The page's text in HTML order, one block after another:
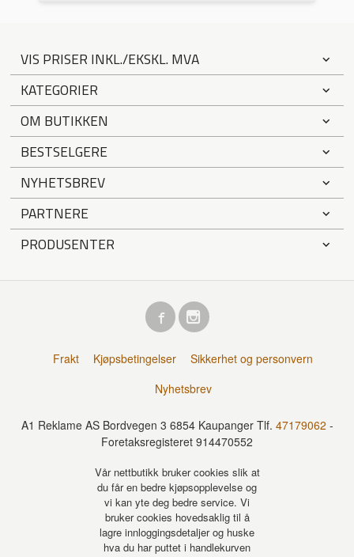
VIS PRISER INKL./EKSKL. MVA
KATEGORIER
OM BUTIKKEN
BESTSELGERE
NYHETSBREV
PARTNERE
PRODUSENTER
Frakt Kjøpsbetingelser
Sikkerhet og personvern
Nyhetsbrev
A1 Reklame AS Bordvegen 3 6854 Kaupanger Tlf. 47179062 -
Foretaksregisteret 914470552
Vår nettbutikk bruker cookies slik at
du får en bedre kjøpsopplevelse og
vi kan yte deg bedre service. Vi
bruker cookies hovedsaklig til å
lagre innloggingsdetaljer og huske
hva du har puttet i handlekurven